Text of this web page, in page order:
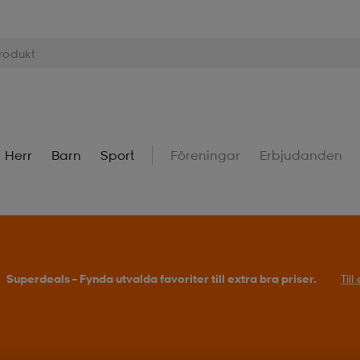
Herr Barn Sport Föreningar Erbjudanden
Superdeals – Fynda utvalda favoriter till extra bra priser. Till